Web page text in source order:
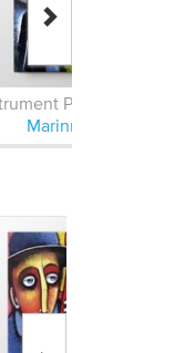
Playin Series V
Marinne Vias